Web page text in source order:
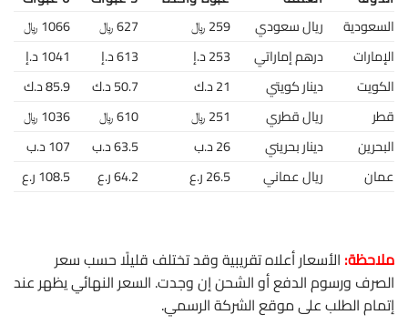
السعودية
ريال سعودي 259 ﷼ 627 ﷼
1066 ﷼
الإمارات
درهم إماراتي 253 د.إ 613 د.إ
1041 د.إ
الكويت
دينار كويتي 21 د.ك 50.7 د.ك
85.9 د.ك
قطر
ريال قطري 251 ﷼ 610 ﷼
1036 ﷼
البحرين
دينار بحريني 26 د.ب 63.5 د.ب
107 د.ب
عمان
ريال عماني 26.5 ر.ع 64.2 ر.ع 108.5 ر.ع
ملاحظة: الأسعار أعلاه تقريبية وقد تختلف قليلًا حسب سعر
الصرف ورسوم الدفع أو الشحن إن وجدت. السعر النهائي يظهر عند
إتمام الطلب على موقع الشركة الرسمي.